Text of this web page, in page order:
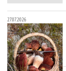
27.07.2026